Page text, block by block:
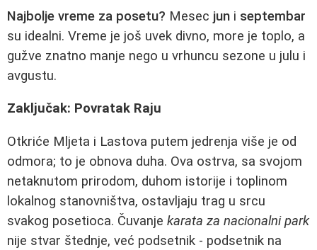
Najbolje vreme za posetu? Mesec jun i septembar
su idealni. Vreme je još uvek divno, more je toplo, a
gužve znatno manje nego u vrhuncu sezone u julu i
avgustu.
Zaključak: Povratak Raju
Otkriće Mljeta i Lastova putem jedrenja više je od
odmora; to je obnova duha. Ova ostrva, sa svojom
netaknutom prirodom, duhom istorije i toplinom
lokalnog stanovništva, ostavljaju trag u srcu
svakog posetioca. Čuvanje karata za nacionalni park
nije stvar štednje, već podsetnik - podsetnik na